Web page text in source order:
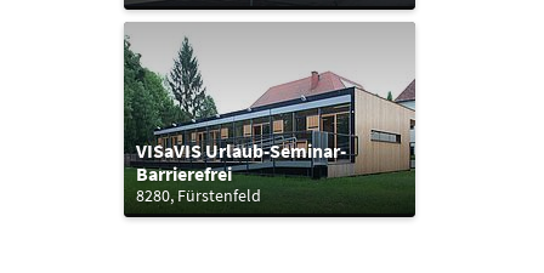
VISaVIS Urlaub-Seminar-
Barrierefrei
8280, Fürstenfeld